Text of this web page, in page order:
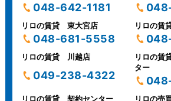
048-642-1181
リロの賃貸 東大宮店
048-681-5558
リロの賃
リロの賃貸 川越店
049-238-4322
リロの賃
ター
リロの賃貸 契約センター リロの売